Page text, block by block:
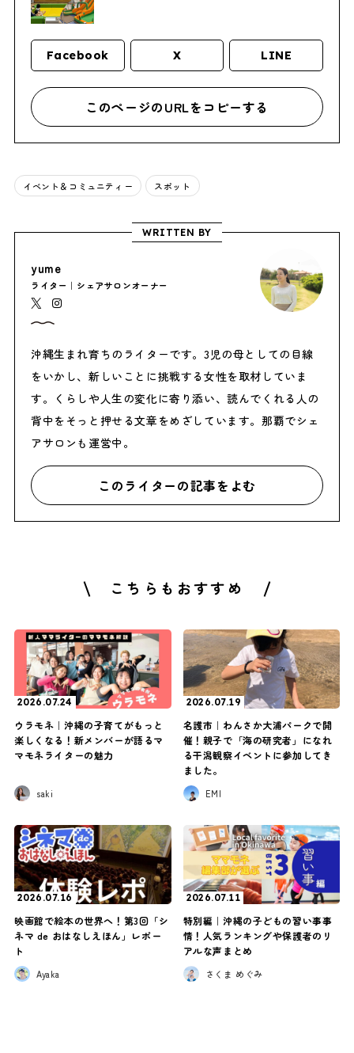
Facebook X LINE
このページのURLをコピーする
イベント＆コミュニティー スポット
WRITTEN BY
yume
ライター｜シェアサロンオーナー
沖縄生まれ育ちのライターです。3児の母としての目線
をいかし、新しいことに挑戦する女性を取材していま
す。くらしや人生の変化に寄り添い、読んでくれる人の
背中をそっと押せる文章をめざしています。那覇でシェ
アサロンも運営中。
このライターの記事をよむ
こちらもおすすめ
2026.07.24
ウラモネ｜沖縄の子育てがもっと
楽しくなる！新メンバーが語るマ
マモネライターの魅力
saki
2026.07.19
名護市｜わんさか大浦パークで開
催！親子で「海の研究者」になれ
る干潟観察イベントに参加してき
ました。
EMI
2026.07.16
映画館で絵本の世界へ！第3回「シ
ネマ de おはなしえほん」レポー
ト
Ayaka
2026.07.11
特別編｜沖縄の子どもの習い事事
情！人気ランキングや保護者のリ
アルな声まとめ
さくま めぐみ